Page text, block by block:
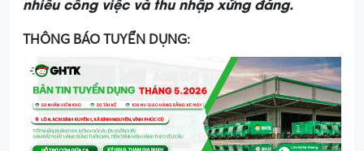
THÔNG BÁO TUYỂN DỤNG: